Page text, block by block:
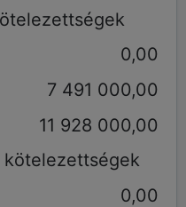
0,00
7 491 000,00
11 928 000,00
kötelezettségek
0,00